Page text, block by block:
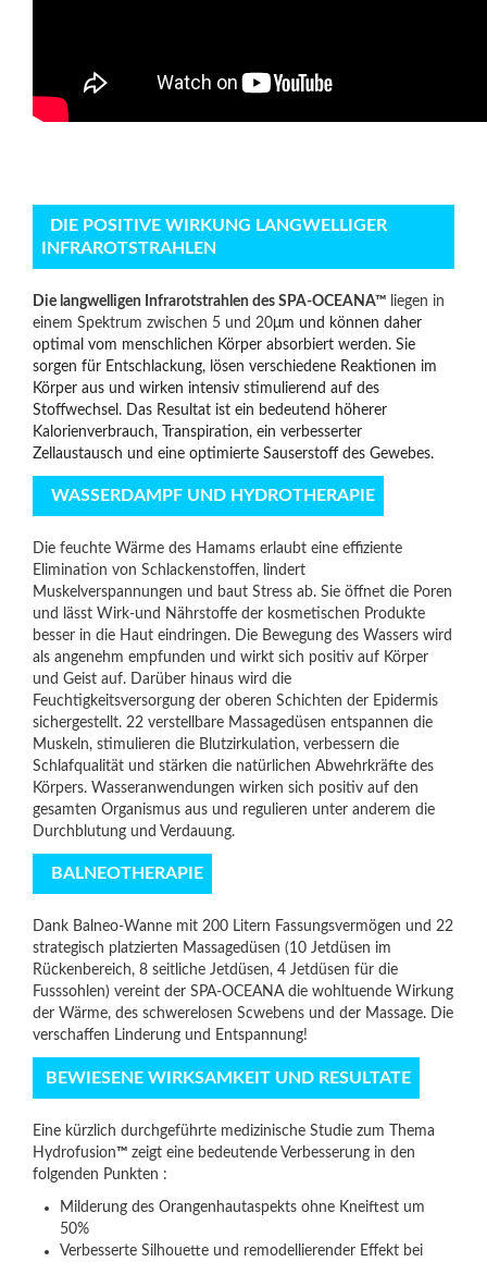
DIE POSITIVE WIRKUNG LANGWELLIGER
INFRAROTSTRAHLEN
Die langwelligen Infrarotstrahlen des SPA-OCEANA™ liegen in
einem Spektrum zwischen 5 und 20μm und können daher
optimal vom menschlichen Körper absorbiert werden. Sie
sorgen für Entschlackung, lösen verschiedene Reaktionen im
Körper aus und wirken intensiv stimulierend auf des
Stoffwechsel. Das Resultat ist ein bedeutend höherer
Kalorienverbrauch, Transpiration, ein verbesserter
Zellaustausch und eine optimierte Sauserstoff des Gewebes.
WASSERDAMPF UND HYDROTHERAPIE
Die feuchte Wärme des Hamams erlaubt eine effiziente
Elimination von Schlackenstoffen, lindert
Muskelverspannungen und baut Stress ab. Sie öffnet die Poren
und lässt Wirk-und Nährstoffe der kosmetischen Produkte
besser in die Haut eindringen. Die Bewegung des Wassers wird
als angenehm empfunden und wirkt sich positiv auf Körper
und Geist auf. Darüber hinaus wird die
Feuchtigkeitsversorgung der oberen Schichten der Epidermis
sichergestellt. 22 verstellbare Massagedüsen entspannen die
Muskeln, stimulieren die Blutzirkulation, verbessern die
Schlafqualität und stärken die natürlichen Abwehrkräfte des
Körpers. Wasseranwendungen wirken sich positiv auf den
gesamten Organismus aus und regulieren unter anderem die
Durchblutung und Verdauung.
BALNEOTHERAPIE
Dank Balneo-Wanne mit 200 Litern Fassungsvermögen und 22
strategisch platzierten Massagedüsen (10 Jetdüsen im
Rückenbereich, 8 seitliche Jetdüsen, 4 Jetdüsen für die
Fusssohlen) vereint der SPA-OCEANA die wohltuende Wirkung
der Wärme, des schwerelosen Scwebens und der Massage. Die
verschaffen Linderung und Entspannung!
BEWIESENE WIRKSAMKEIT UND RESULTATE
Eine kürzlich durchgeführte medizinische Studie zum Thema
Hydrofusion™ zeigt eine bedeutende Verbesserung in den
folgenden Punkten :
Milderung des Orangenhautaspekts ohne Kneiftest um
50%
Verbesserte Silhouette und remodellierender Effekt bei